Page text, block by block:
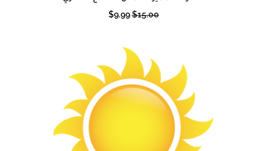
الاشتراك المميز – شمس الشعاع الشهري
$ 15.00
السعر
هو:
$ 9.99
$9.99.